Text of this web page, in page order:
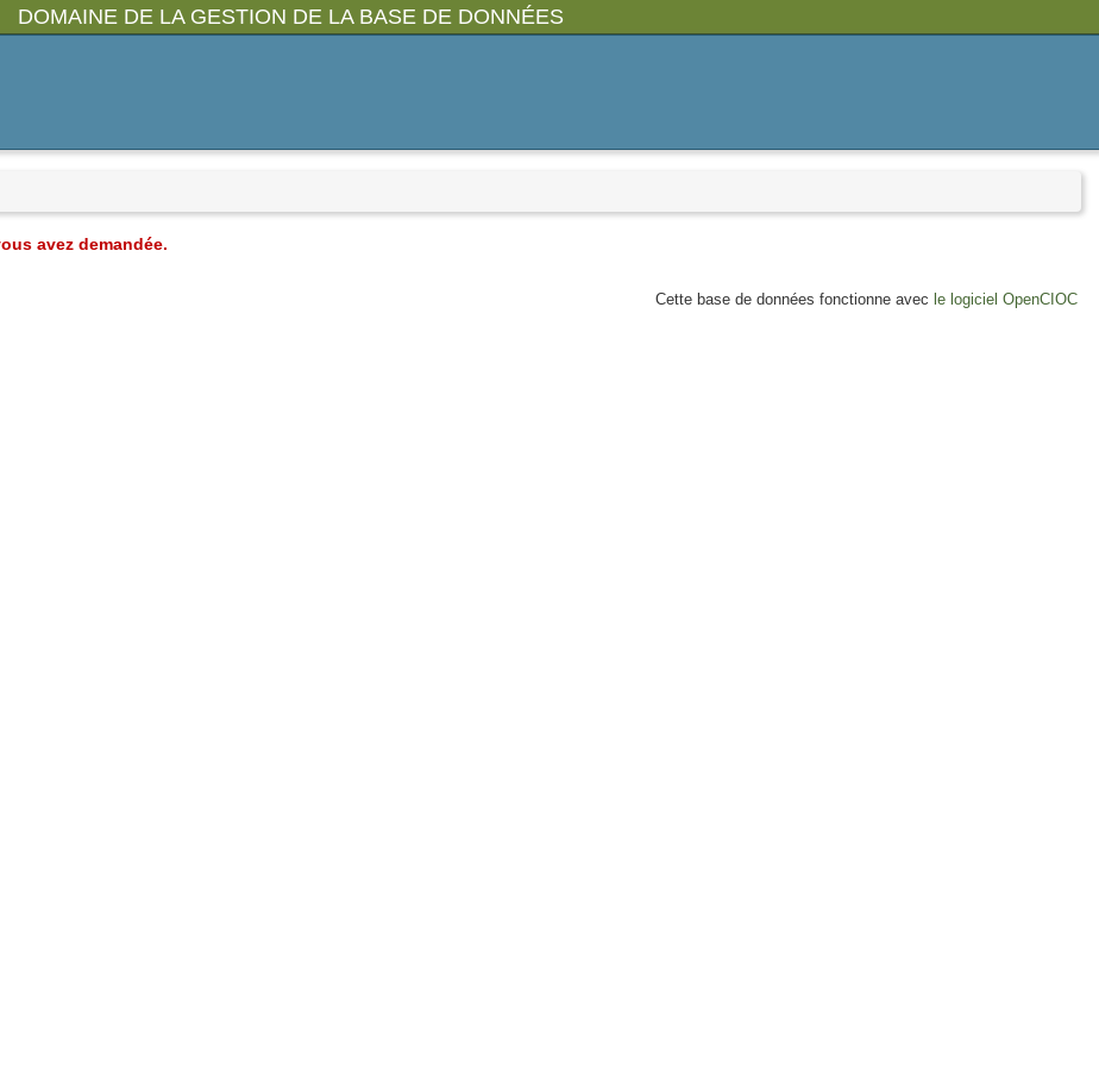
DOMAINE DE LA GESTION DE LA BASE DE DONNÉES
avez demandée.
Cette base de données fonctionne avec le logiciel OpenCIOC